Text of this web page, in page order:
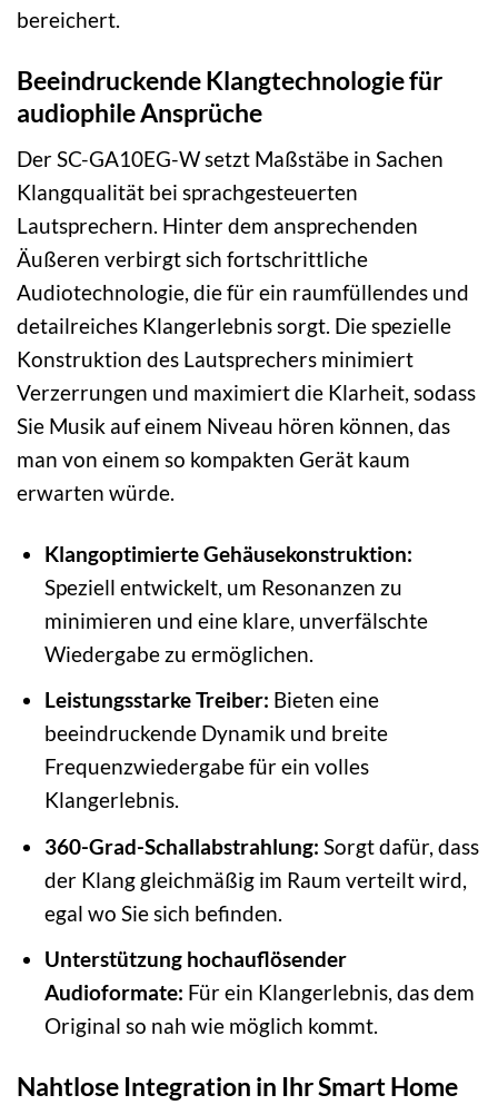
bereichert.
Beeindruckende Klangtechnologie für
audiophile Ansprüche
Der SC-GA10EG-W setzt Maßstäbe in Sachen
Klangqualität bei sprachgesteuerten
Lautsprechern. Hinter dem ansprechenden
Äußeren verbirgt sich fortschrittliche
Audiotechnologie, die für ein raumfüllendes und
detailreiches Klangerlebnis sorgt. Die spezielle
Konstruktion des Lautsprechers minimiert
Verzerrungen und maximiert die Klarheit, sodass
Sie Musik auf einem Niveau hören können, das
man von einem so kompakten Gerät kaum
erwarten würde.
Klangoptimierte Gehäusekonstruktion:
Speziell entwickelt, um Resonanzen zu
minimieren und eine klare, unverfälschte
Wiedergabe zu ermöglichen.
Leistungsstarke Treiber: Bieten eine
beeindruckende Dynamik und breite
Frequenzwiedergabe für ein volles
Klangerlebnis.
360-Grad-Schallabstrahlung: Sorgt dafür, dass
der Klang gleichmäßig im Raum verteilt wird,
egal wo Sie sich befinden.
Unterstützung hochauflösender
Audioformate: Für ein Klangerlebnis, das dem
Original so nah wie möglich kommt.
Nahtlose Integration in Ihr Smart Home